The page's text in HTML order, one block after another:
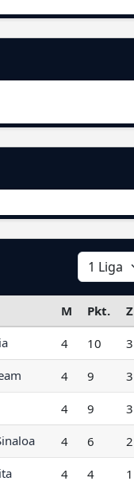
M Pkt. Z
4 10 3
4 9 3
4 9 3
4 6 2
4 4 1